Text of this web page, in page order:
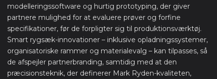
modelleringssoftware og hurtig prototyping, der giver
partnere mulighed for at evaluere prøver og forfine
specifikationer, før de forpligter sig til produktionsværktøj.
Smart rygsæk-innovationer – inklusive opladningssystemer,
organisatoriske rammer og materialevalg – kan tilpasses, så
de afspejler partnerbranding, samtidig med at den
præcisionsteknik, der definerer Mark Ryden-kvaliteten,